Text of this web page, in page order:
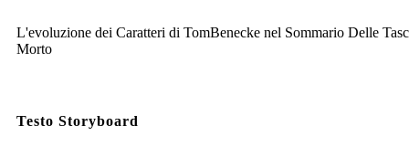
L'evoluzione dei Caratteri di TomBenecke nel Sommario Delle
Morto
Testo Storyboard